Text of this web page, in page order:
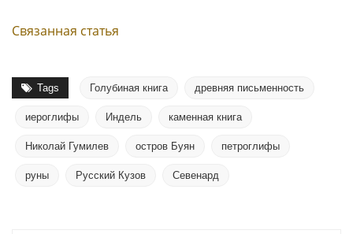
Связанная статья
Tags Голубиная книга древняя письменность
иероглифы Индель каменная книга
Николай Гумилев остров Буян петроглифы
руны Русский Кузов Севенард